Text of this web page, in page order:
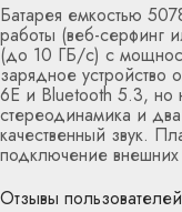
Батарея емкостью
работы (веб-серфинг
(до 10 ГБ/с) с
зарядное
6E и Bluetooth 5.3, но
стереодинамика и
качественный звук.
подключение
Отзывы пользователей